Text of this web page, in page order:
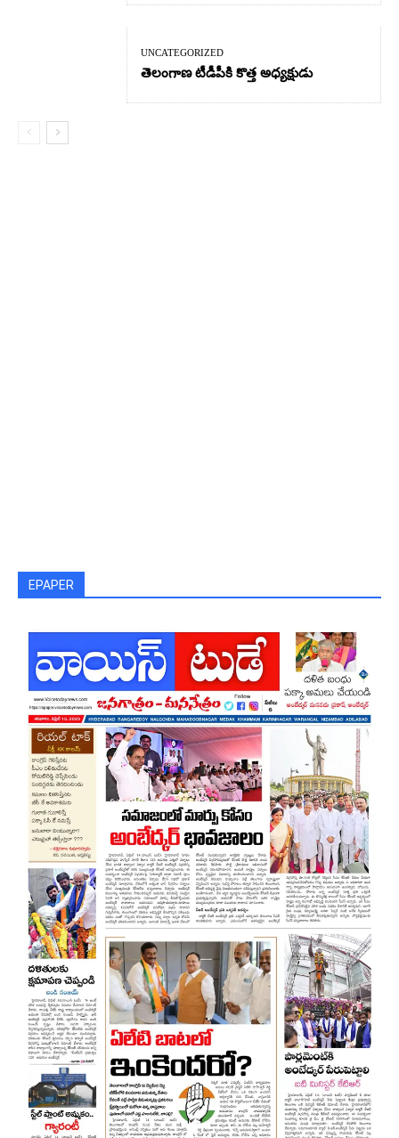
UNCATEGORIZED
తెలంగాణ టీడీపీకి కొత్త అధ్యక్షుడు
EPAPER